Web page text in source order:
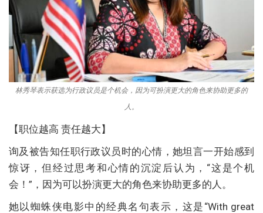
林秀琴表示获选为行政议员是个机会，因为可扮演更大的角色来协助更多的
人。
【职位越高 责任越大】
询及被告知任职行政议员时的心情，她坦言一开始感到
惊讶，但经过思考和心情的沉淀后认为，“这是个机
会！”，因为可以扮演更大的角色来协助更多的人。
她以蜘蛛侠电影中的经典名句表示，这是“With great